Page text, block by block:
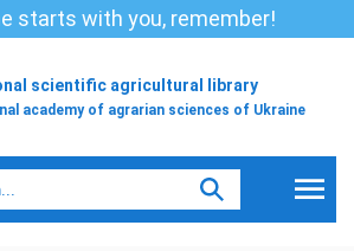
starts with you, remember!
scientific agricultural library
academy of agrarian sciences of Ukraine